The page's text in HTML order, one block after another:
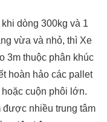
dòng 300kg và 1
vừa và nhỏ, thì Xe
3m thuộc phân khúc
hoàn hảo các pallet
cuộn phôi lớn.
nhiều trung tâm